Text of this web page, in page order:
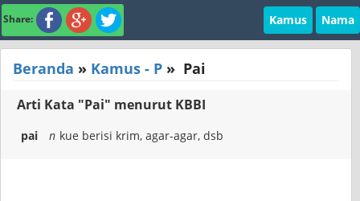
Share: Kamus Nama
Beranda » Kamus - P » Pai
Arti Kata "Pai" menurut KBBI
pai n kue berisi krim, agar-agar, dsb